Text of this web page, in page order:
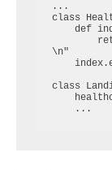
...
class
def
\n"
class